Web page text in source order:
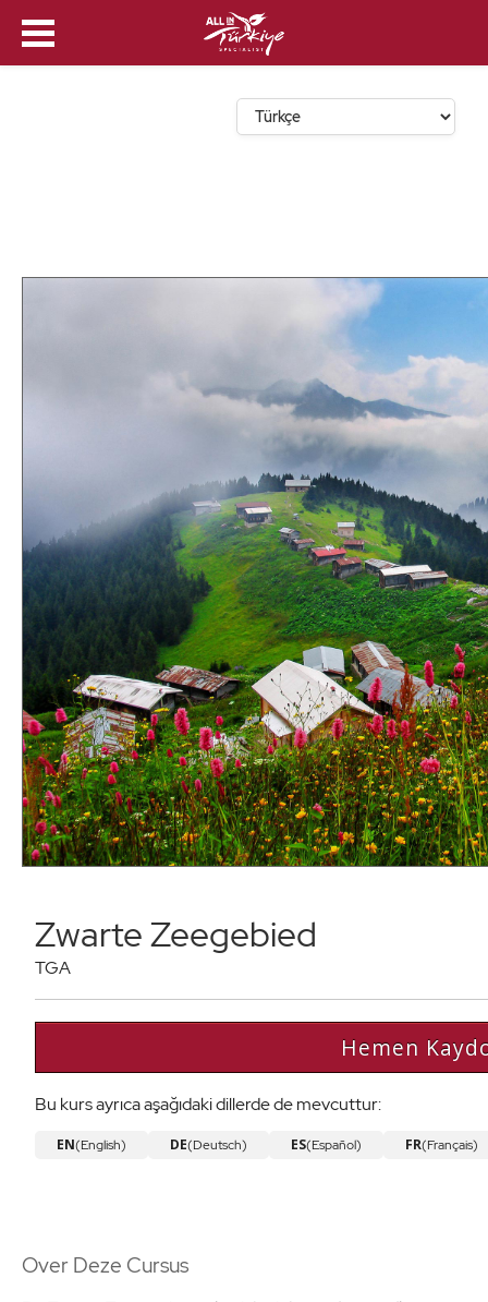
Dil Seçin
Zwarte Zeegebied
TGA
Hemen
Bu kurs ayrıca aşağıdaki dillerde de mevcuttur:
EN(English) DE(Deutsch) ES(Español) FR(Français)
Over Deze Cursus